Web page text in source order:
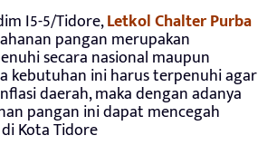
I5-5/Tidore,Letkol Chalter Purba
pangan merupakan
secara nasional maupun
kebutuhan ini harus terpenuhi agar
daerah, maka dengan adanya
pangan ini dapat mencegah
Kota Tidore